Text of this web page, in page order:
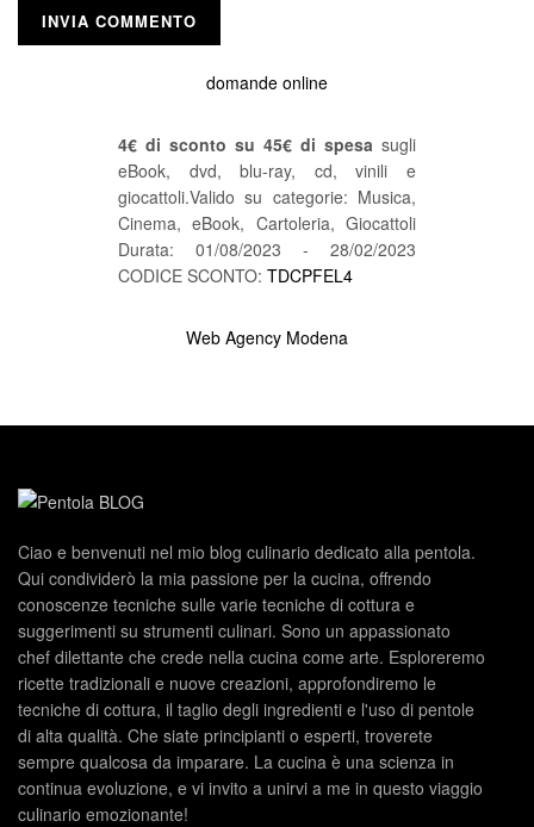
domande online
4€ di sconto su 45€ di spesa sugli
eBook, dvd, blu-ray, cd, vinili e
giocattoli.Valido su categorie: Musica,
Cinema, eBook, Cartoleria, Giocattoli
Durata: 01/08/2023 - 28/02/2023
CODICE SCONTO: TDCPFEL4
Web Agency Modena
Ciao e benvenuti nel mio blog culinario dedicato alla pentola.
Qui condividerò la mia passione per la cucina, offrendo
conoscenze tecniche sulle varie tecniche di cottura e
suggerimenti su strumenti culinari. Sono un appassionato
chef dilettante che crede nella cucina come arte. Esploreremo
ricette tradizionali e nuove creazioni, approfondiremo le
tecniche di cottura, il taglio degli ingredienti e l'uso di pentole
di alta qualità. Che siate principianti o esperti, troverete
sempre qualcosa da imparare. La cucina è una scienza in
continua evoluzione, e vi invito a unirvi a me in questo viaggio
culinario emozionante!